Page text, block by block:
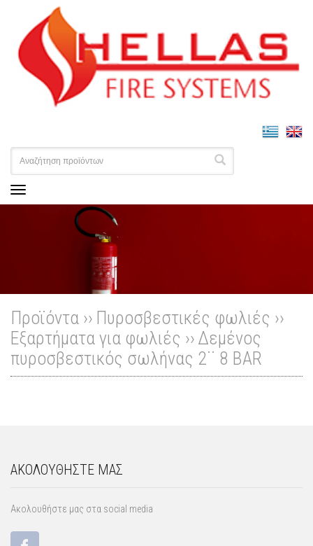
Προϊόντα ›› Πυροσβεστικές φωλιές ››
Εξαρτήματα για φωλιές ›› Δεμένος
πυροσβεστικός σωλήνας 2¨ 8 BAR
ΑΚΟΛΟΥΘΗΣΤΕ ΜΑΣ
Ακολουθήστε μας στα social media